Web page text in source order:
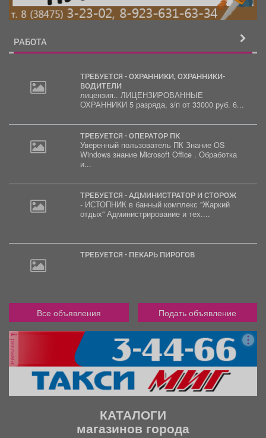
РАБОТА
ТРЕБУЕТСЯ - ОХРАННИКИ, ОХРАННИКИ-
ВОДИТЕЛИ
лицензия.. ЛИЦЕНЗИРОВАННЫЕ
ОХРАННИКИ 5 разряда, з/п от 33000 руб. 6...
ТРЕБУЕТСЯ - ОПЕРАТОР ПК
Уверенный пользователь ПК Знание OS
Windows знание Microsoft Office . Обработка
и...
ТРЕБУЕТСЯ - АДМИНИСТРАТОР И СТОРОЖ
- ИСТОПНИК в банный комплекс "Жаркий
отдых" Администрирование и тех....
ТРЕБУЕТСЯ - ПЕКАРЬ ПИРОГОВ
Все объявления Подать объявление
реклама
КАТАЛОГИ
магазинов города